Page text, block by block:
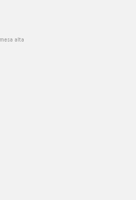
alta